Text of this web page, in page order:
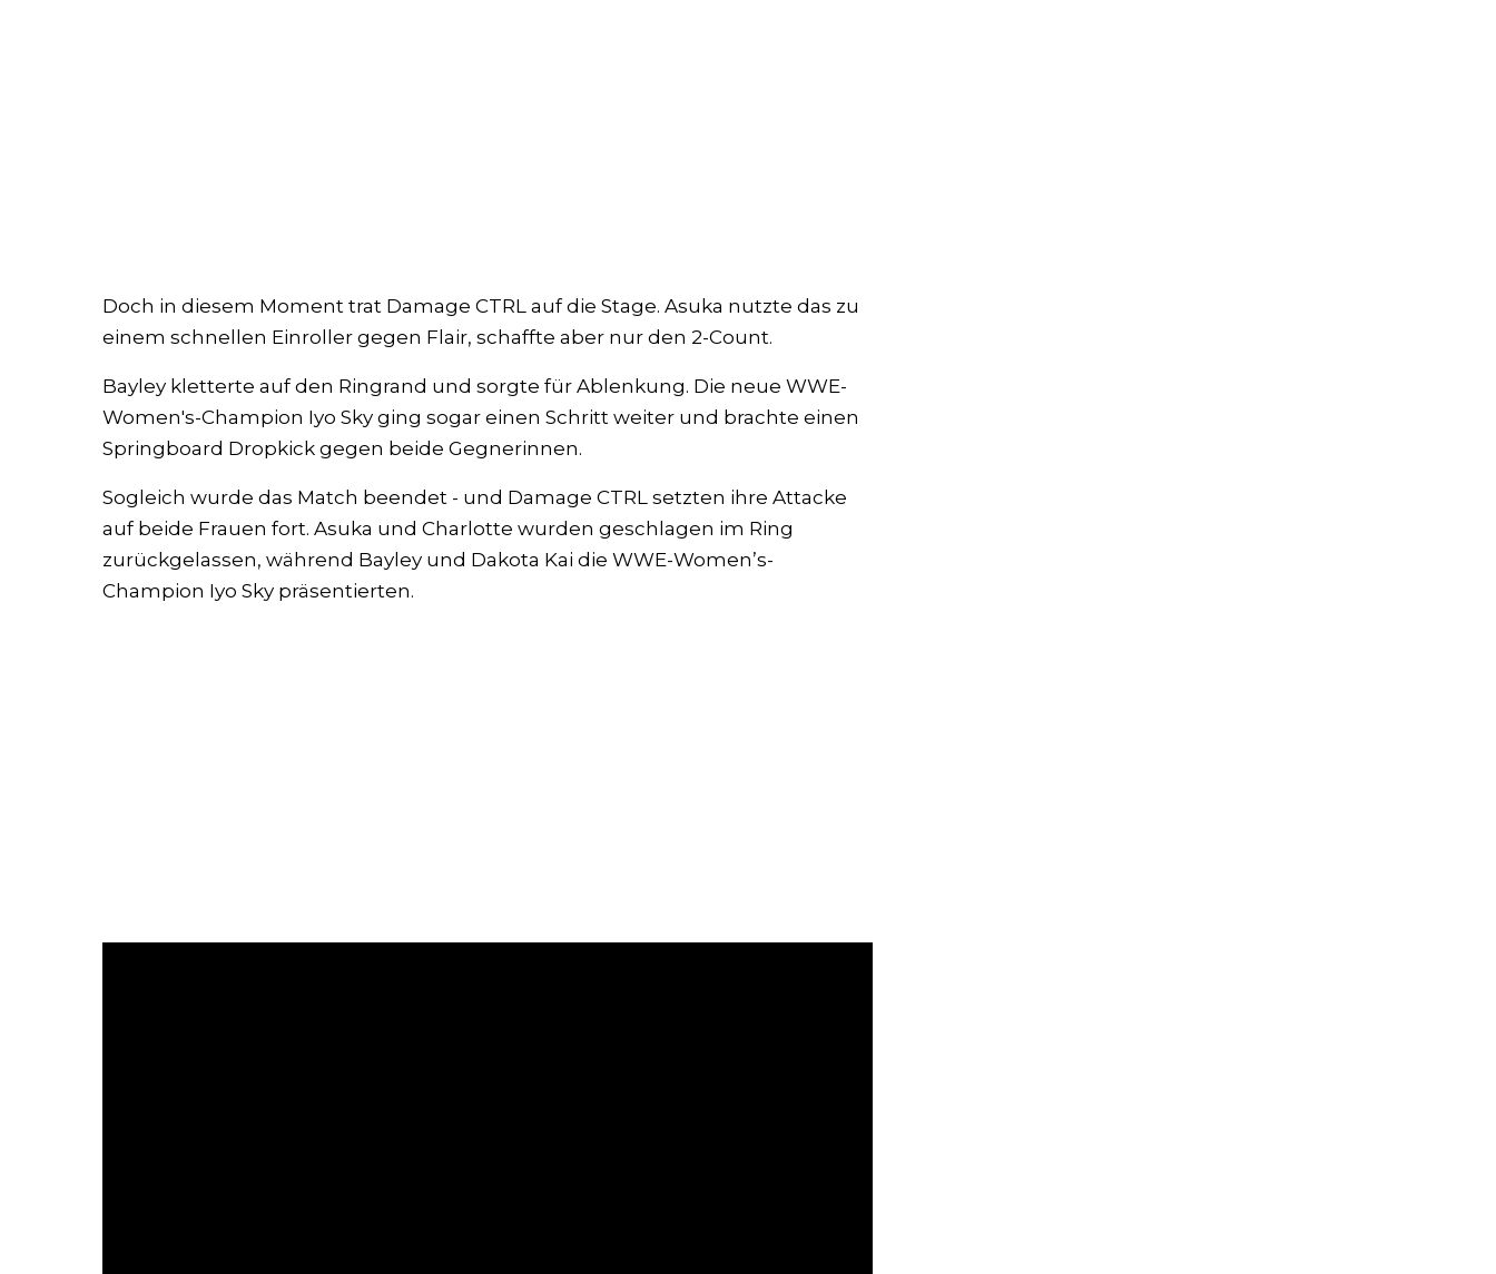
Doch in diesem Moment trat Damage CTRL auf die Stage. Asuka nutzte das zu
einem schnellen Einroller gegen Flair, schaffte aber nur den 2-Count.
Bayley kletterte auf den Ringrand und sorgte für Ablenkung. Die neue WWE-
Women's-Champion Iyo Sky ging sogar einen Schritt weiter und brachte einen
Springboard Dropkick gegen beide Gegnerinnen.
Sogleich wurde das Match beendet - und Damage CTRL setzten ihre Attacke
auf beide Frauen fort. Asuka und Charlotte wurden geschlagen im Ring
zurückgelassen, während Bayley und Dakota Kai die WWE-Women’s-
Champion Iyo Sky präsentierten.